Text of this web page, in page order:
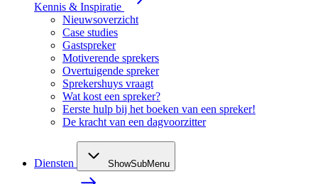
Kennis & Inspiratie
Nieuwsoverzicht
Case studies
Gastspreker
Motiverende sprekers
Overtuigende spreker
Sprekershuys vraagt
Wat kost een spreker?
Eerste hulp bij het boeken van een spreker!
De kracht van een dagvoorzitter
Diensten ShowSubMenu